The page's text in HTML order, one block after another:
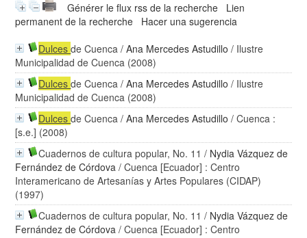
Générer le flux rss de la recherche
Lien
permanent de la recherche
Hacer una sugerencia
Dulcesde Cuenca /Ana Mercedes Astudillo / Ilustre
Municipalidad de Cuenca (2008)
Dulcesde Cuenca /Ana Mercedes Astudillo / Ilustre
Municipalidad de Cuenca (2008)
Dulcesde Cuenca /Ana Mercedes Astudillo / Cuenca :
[s.e.] (2008)
Cuadernos de cultura popular, No. 11 / Nydia Vázquez de
Fernández de Córdova / Cuenca [Ecuador] : Centro
Interamericano de Artesanías y Artes Populares (CIDAP)
(1997)
Cuadernos de cultura popular, No. 11 / Nydia Vázquez de
Fernández de Córdova / Cuenca [Ecuador] : Centro